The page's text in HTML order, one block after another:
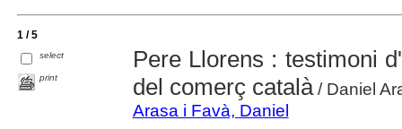
1 / 5
select
print
Pere Llorens : testimoni
del comerç català/ Daniel
Arasa i Favà, Daniel